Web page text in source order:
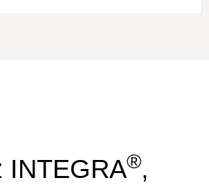
INTEGRA®,